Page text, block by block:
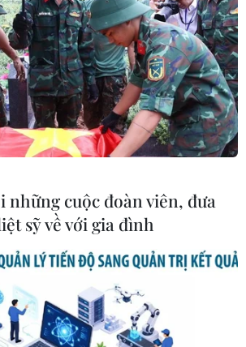
quân đội sau làn
thành
tiêu giảm phát
vào năm 2030
quét các đảo miền
bay Okinawa
cuộc đoàn viên, đưa
sỹ về với gia đình